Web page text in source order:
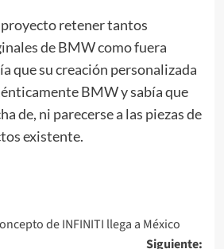
proyecto retener tantos
de BMW como fuera
que su creación personalizada
BMW y sabía que
de, ni parecerse a las piezas de
existente.
de INFINITI llega a México
Siguiente: